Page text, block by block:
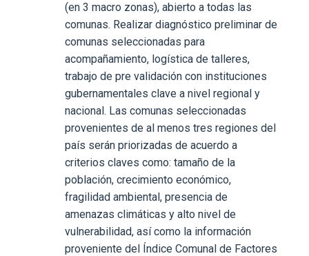
(en 3 macro zonas), abierto a todas las
comunas. Realizar diagnóstico preliminar de
comunas seleccionadas para
acompañamiento, logística de talleres,
trabajo de pre validación con instituciones
gubernamentales clave a nivel regional y
nacional. Las comunas seleccionadas
provenientes de al menos tres regiones del
país serán priorizadas de acuerdo a
criterios claves como: tamaño de la
población, crecimiento económico,
fragilidad ambiental, presencia de
amenazas climáticas y alto nivel de
vulnerabilidad, así como la información
proveniente del Índice Comunal de Factores